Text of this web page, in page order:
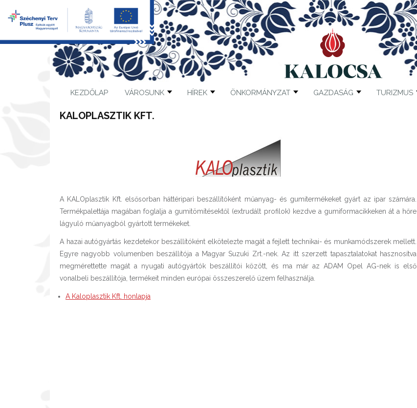
KEZDŐLAP VÁROSUNK HÍREK ÖNKORMÁNYZAT GAZDASÁG TURIZMUS
KALOPLASZTIK KFT.
A KALOplasztik Kft. elsősorban háttéripari beszállítóként műanyag- és gumitermékeket gyárt az ipar számára.
Termékpalettája magában foglalja a gumitömítésektől (extrudált profilok) kezdve a gumiformacikkeken át a hőre
lágyuló műanyagból gyártott termékeket.
A hazai autógyártás kezdetekor beszállítóként elkötelezte magát a fejlett technikai- és munkamódszerek mellett.
Egyre nagyobb volumenben beszállítója a Magyar Suzuki Zrt.-nek. Az itt szerzett tapasztalatokat hasznosítva
megmérettette magát a nyugati autógyártók beszállítói között, és ma már az ADAM Opel AG-nek is első
vonalbeli beszállítója, termékeit minden európai összeszerelő üzem felhasználja.
A Kaloplasztik Kft. honlapja